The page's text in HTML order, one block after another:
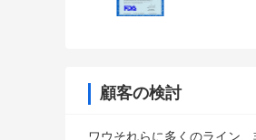
顧客の検討
ワウそれらに多くのライン